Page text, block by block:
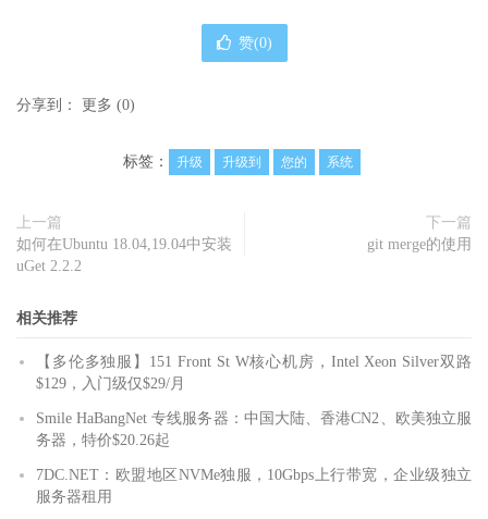
赞(0)
分享到： 更多 (0)
标签： 升级 升级到 您的 系统
上一篇
如何在Ubuntu 18.04,19.04中安装
uGet 2.2.2
下一篇
git merge的使用
相关推荐
【多伦多独服】151 Front St W核心机房，Intel Xeon Silver双路
$129，入门级仅$29/月
Smile HaBangNet 专线服务器：中国大陆、香港CN2、欧美独立服
务器，特价$20.26起
7DC.NET：欧盟地区NVMe独服，10Gbps上行带宽，企业级独立
服务器租用